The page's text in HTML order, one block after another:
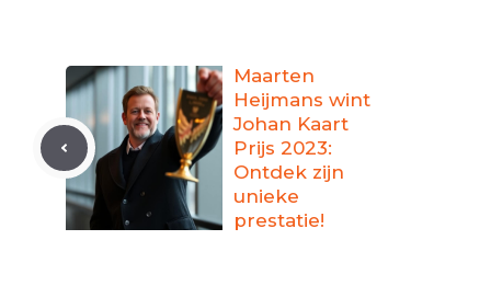
Maarten
Heijmans wint
Johan Kaart
Prijs 2023:
Ontdek zijn
unieke
prestatie!